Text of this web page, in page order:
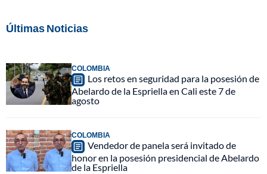
Últimas Noticias
COLOMBIA
Los retos en seguridad para la posesión de
Abelardo de la Espriella en Cali este 7 de
agosto
COLOMBIA
Vendedor de panela será invitado de
honor en la posesión presidencial de Abelardo
de la Espriella